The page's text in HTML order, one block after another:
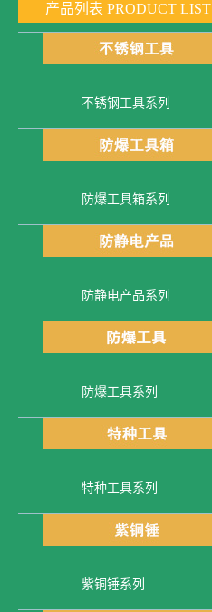
产品列表 PRODUCT LIST
不锈钢工具系列
防爆工具箱系列
防静电产品系列
防爆工具系列
特种工具系列
紫铜锤系列